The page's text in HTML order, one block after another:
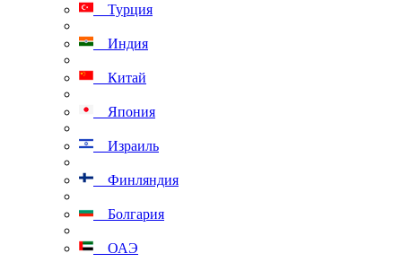
Турция
Индия
Китай
Япония
Израиль
Финляндия
Болгария
ОАЭ